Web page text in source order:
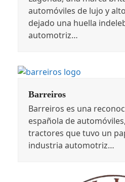
automóviles de lujo y
dejado una huella
automotriz…
Barreiros
Barreiros es una
española de
tractores que tuvo un
industria automotriz…